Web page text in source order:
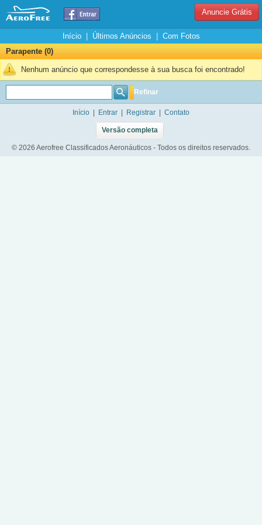
Anuncie Grátis
Início| Últimos Anúncios
Com Fotos
Parapente (0)
Nenhum anúncio que correspondesse à sua busca foi encontrado!
Refinar
Início Entrar Registrar Contato
Versão completa
© 2026 Aerofree Classificados Aeronáuticos - Todos os direitos reservados.